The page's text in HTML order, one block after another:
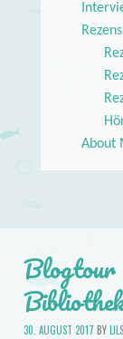
About
Blogtour
30. AUGUST 2017 BY